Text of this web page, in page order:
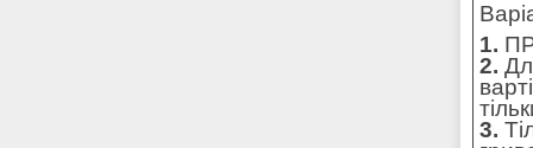
1.
2.
3.